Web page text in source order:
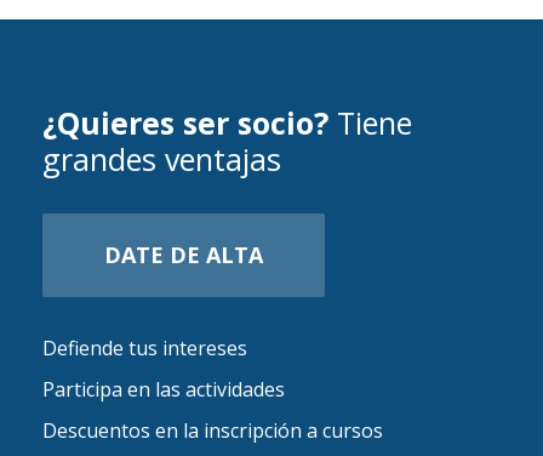
¿Quieres ser socio? Tiene
grandes ventajas
DATE DE ALTA
Defiende tus intereses
Participa en las actividades
Descuentos en la inscripción a cursos